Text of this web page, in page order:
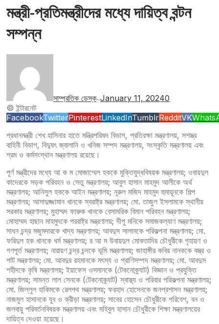
মন্ত্রী-প্রতিমন্ত্রীদের মধ্যে দায়িত্ব বন্টন
সম্পন্ন
সাম্প্রতিক ডেস্ক—January 11, 20240
© ইন্টারনেট
FacebookTwitterPinterestLinkedInTumblrRedditVK
প্রধানমন্ত্রী শেখ হাসিনার হাতে মন্ত্রিপরিষদ বিভাগ, প্রতিরক্ষা মন্ত্রণালয়, সশস্ত্র
বাহিনী বিভাগ, বিদ্যুৎ জ্বালানি ও খনিজ সম্পদ মন্ত্রণালয়, সংস্কৃতি মন্ত্রণালয় এবং
শ্রম ও কর্মসংস্থান মন্ত্রণালয় রয়েছে।
পূর্ণ মন্ত্রীদের মধ্যে আ ক ম মোজাম্মেল হককে মুক্তিযুদ্ধবিষয়ক মন্ত্রণালয়; ওবায়দুল
কাদেরকে সড়ক পরিবহন ও সেতু মন্ত্রণালয়; আবুল হাসান মাহমুদ আলীকে অর্থ
মন্ত্রণালয়; আনিসুল হককে আইন মন্ত্রণালয়; নূরুল মজিদ মাহমুদ হুমায়ূনকে শিল্প
মন্ত্রণালয়; আসাদুজ্জামান খানকে স্বরাষ্ট্র মন্ত্রণালয়; মো. তাজুল ইসলামকে স্থানীয়
সরকার মন্ত্রণালয়; মুহাম্মদ ফারুক খানকে বেসামরিক বিমান পরিবহন মন্ত্রণালয়;
মোহাম্মদ হাছান মাহমুদকে পররাষ্ট্র মন্ত্রণালয়; দীপু মনিকে সমাজকল্যাণ মন্ত্রণালয়;
সাধন চন্দ্র মজুমদারকে খাদ্য মন্ত্রণালয়; আবদুস সালামকে পরিকল্পনা মন্ত্রণালয়; মো.
ফরিদুল হক খানকে ধর্ম মন্ত্রণালয়; র আ ম উবায়দুল মোকতাদির চৌধুরীকে গৃহায়ণ ও
গণপূর্ত মন্ত্রণালয়; নারায়ণ চন্দ্র চন্দকে ভূমি মন্ত্রণালয়; জাহাঙ্গীর কবির নানককে বস্ত্র ও
পাট মন্ত্রণালয়; মো. আবদুর রহমানকে মৎস্য ও প্রাণিসম্পদ মন্ত্রণালয়; মো. আবদুস
শহীদকে কৃষি মন্ত্রণালয়; ইয়াফেস ওসমানকে (টেকনোক্র্যাট) বিজ্ঞান ও প্রযুক্তি
মন্ত্রণালয়; সামন্ত লাল সেনকে (টেকনোক্র্যাট) স্বাস্থ্য ও পরিবার পরিকল্পনা মন্ত্রণালয়;
মো. জিল্লুল হাকিমকে রেলপথ মন্ত্রণালয়; ফরহাদ হোসেনকে জনপ্রশাসন মন্ত্রণালয়;
নাজমুল হাসানকে যুব ও ক্রীড়া মন্ত্রণালয়; সাবের হোসেন চৌধুরীকে পরিবেশ, বন ও
জলবায়ু পরিবর্তনবিষয়ক মন্ত্রণালয় এবং মহিবুল হাসান চৌধুরীকে শিক্ষা মন্ত্রণালয়ের
দায়িত্ব দেওয়া হয়েছে।